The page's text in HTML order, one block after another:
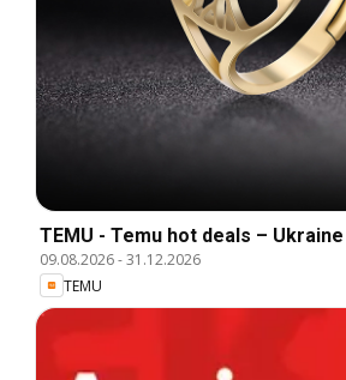
TEMU - Temu hot deals – Ukraine
09.08.2026-31.12.2026
TEMU